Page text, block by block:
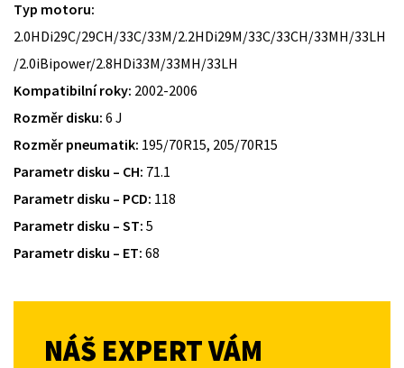
Typ motoru:
2.0HDi29C/29CH/33C/33M/2.2HDi29M/33C/33CH/33MH/33LH
/2.0iBipower/2.8HDi33M/33MH/33LH
Kompatibilní roky: 2002-2006
Rozměr disku: 6 J
Rozměr pneumatik: 195/70R15, 205/70R15
Parametr disku – CH: 71.1
Parametr disku – PCD: 118
Parametr disku – ST: 5
Parametr disku – ET: 68
NÁŠ EXPERT VÁM